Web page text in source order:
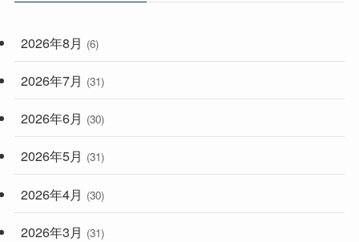
(248)
2026年8月 (6)
2026年7月 (31)
2026年6月 (30)
2026年5月 (31)
2026年4月 (30)
2026年3月 (31)